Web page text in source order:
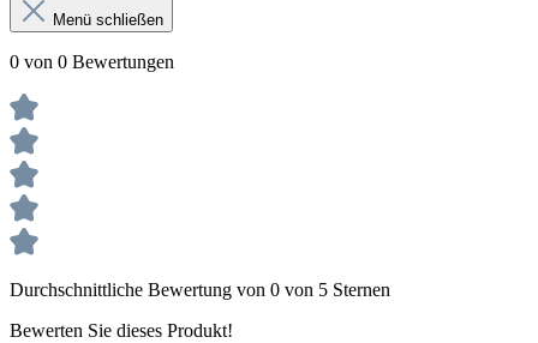
Menü schließen
0 von 0 Bewertungen
Durchschnittliche Bewertung von 0 von 5 Sternen
Bewerten Sie dieses Produkt!